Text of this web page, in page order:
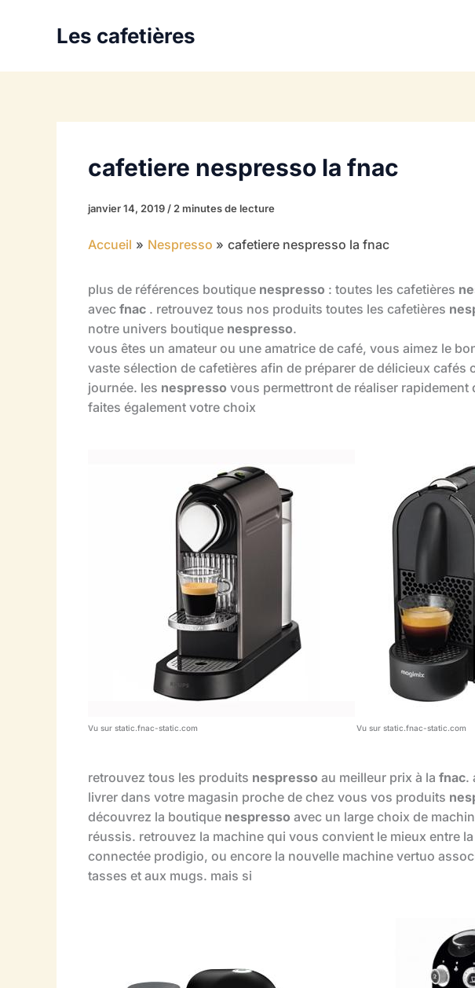
Les cafetières
cafetiere nespresso la fnac
janvier 14, 2019 / 2 minutes de lecture
Accueil Nespresso cafetiere nespresso la fnac
plus de références boutique nespresso : toutes les cafetières
avec fnac . retrouvez tous nos produits toutes les cafetières
notre univers boutique nespresso.
vous êtes un amateur ou une amatrice de café, vous aimez le
vaste sélection de cafetières afin de préparer de délicieux cafés
journée. les nespresso vous permettront de réaliser
faites également votre choix
Vu sur static.fnac-static.com Vu sur static.fnac-static.com
retrouvez tous les produits nespresso au meilleur prix à la fnac.
livrer dans votre magasin proche de chez vous vos produits
découvrez la boutique nespresso avec un large choix de
réussis. retrouvez la machine qui vous convient le mieux entre
connectée prodigio, ou encore la nouvelle machine vertuo
tasses et aux mugs. mais si